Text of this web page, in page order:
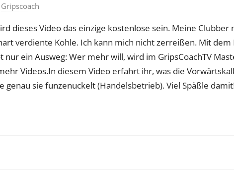
Gripscoach
dieses Video das einzige kostenlose sein. Meine Clubber
verdiente Kohle. Ich kann mich nicht zerreißen. Mit dem
ein Ausweg: Wer mehr will, wird im GripsCoachTV
Videos.In diesem Video erfahrt ihr, was die
genau sie funzenuckelt (Handelsbetrieb). Viel Späßle